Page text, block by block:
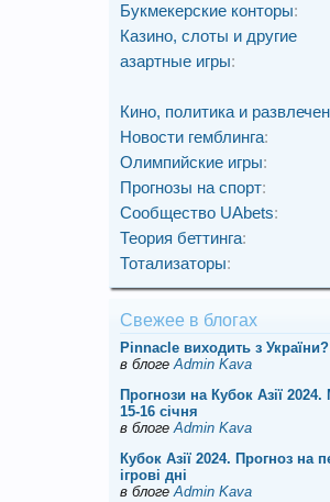
Букмекерские конторы:
Казино, слоты и другие
азартные игры:
Кино, политика и
Новости гемблинга:
Олимпийские игры:
Прогнозы на спорт:
Сообщество UAbets:
Теория беттинга:
Тотализаторы:
Свежее в блогах
Pinnacle виходить з України?
в блогеAdmin Kava
Прогнози на Кубок Азії 2024.
15-16 січня
в блогеAdmin Kava
Кубок Азії 2024. Прогноз на
ігрові дні
в блогеAdmin Kava